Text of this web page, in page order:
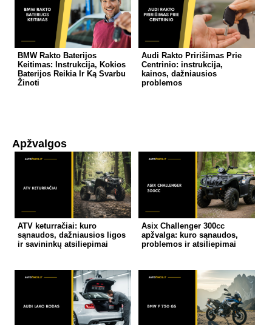
BMW Rakto Baterijos
Keitimas: Instrukcija, Kokios
Baterijos Reikia Ir Ką Svarbu
Žinoti
Audi Rakto Pririšimas Prie
Centrinio: instrukcija,
kainos, dažniausios
problemos
Apžvalgos
ATV keturračiai: kuro
sąnaudos, dažniausios ligos
ir savininkų atsiliepimai
Asix Challenger 300cc
apžvalga: kuro sąnaudos,
problemos ir atsiliepimai